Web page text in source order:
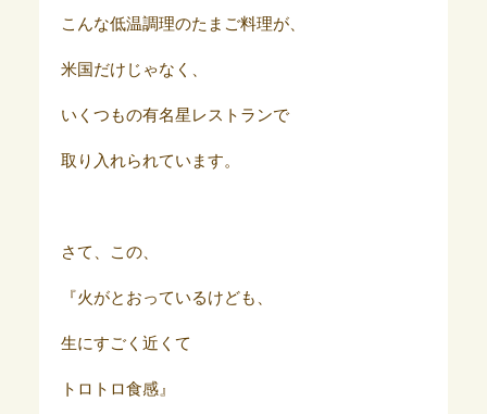
こんな低温調理のたまご料理が、
米国だけじゃなく、
いくつもの有名星レストランで
取り入れられています。
さて、この、
『火がとおっているけども、
生にすごく近くて
トロトロ食感』